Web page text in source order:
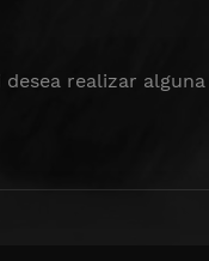
realizar alguna